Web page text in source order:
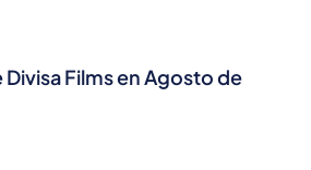
Films en Agosto de